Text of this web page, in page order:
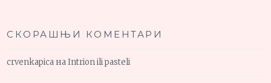
СКОРАШЊИ КОМЕНТАРИ
crvenkapica наIntrion ili pasteli